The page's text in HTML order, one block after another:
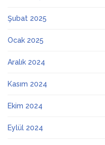
Şubat 2025
Ocak 2025
Aralık 2024
Kasım 2024
Ekim 2024
Eylül 2024